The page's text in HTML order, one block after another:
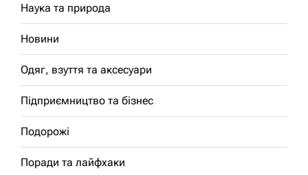
Наука та природа
Новини
Одяг, взуття та аксесуари
Підприємництво та бізнес
Подорожі
Поради та лайфхаки